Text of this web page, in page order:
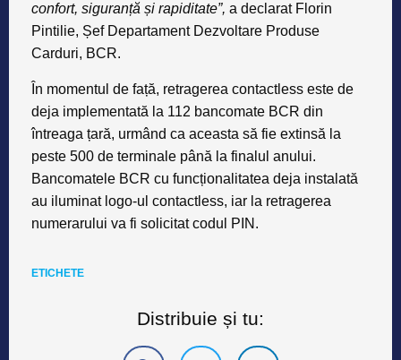
confort, siguranță și rapiditate”, a declarat Florin
Pintilie, Șef Departament Dezvoltare Produse
Carduri, BCR.
În momentul de față, retragerea contactless este de
deja implementată la 112 bancomate BCR din
întreaga țară, urmând ca aceasta să fie extinsă la
peste 500 de terminale până la finalul anului.
Bancomatele BCR cu funcționalitatea deja instalată
au iluminat logo-ul contactless, iar la retragerea
numerarului va fi solicitat codul PIN.
ETICHETE
Distribuie și tu: